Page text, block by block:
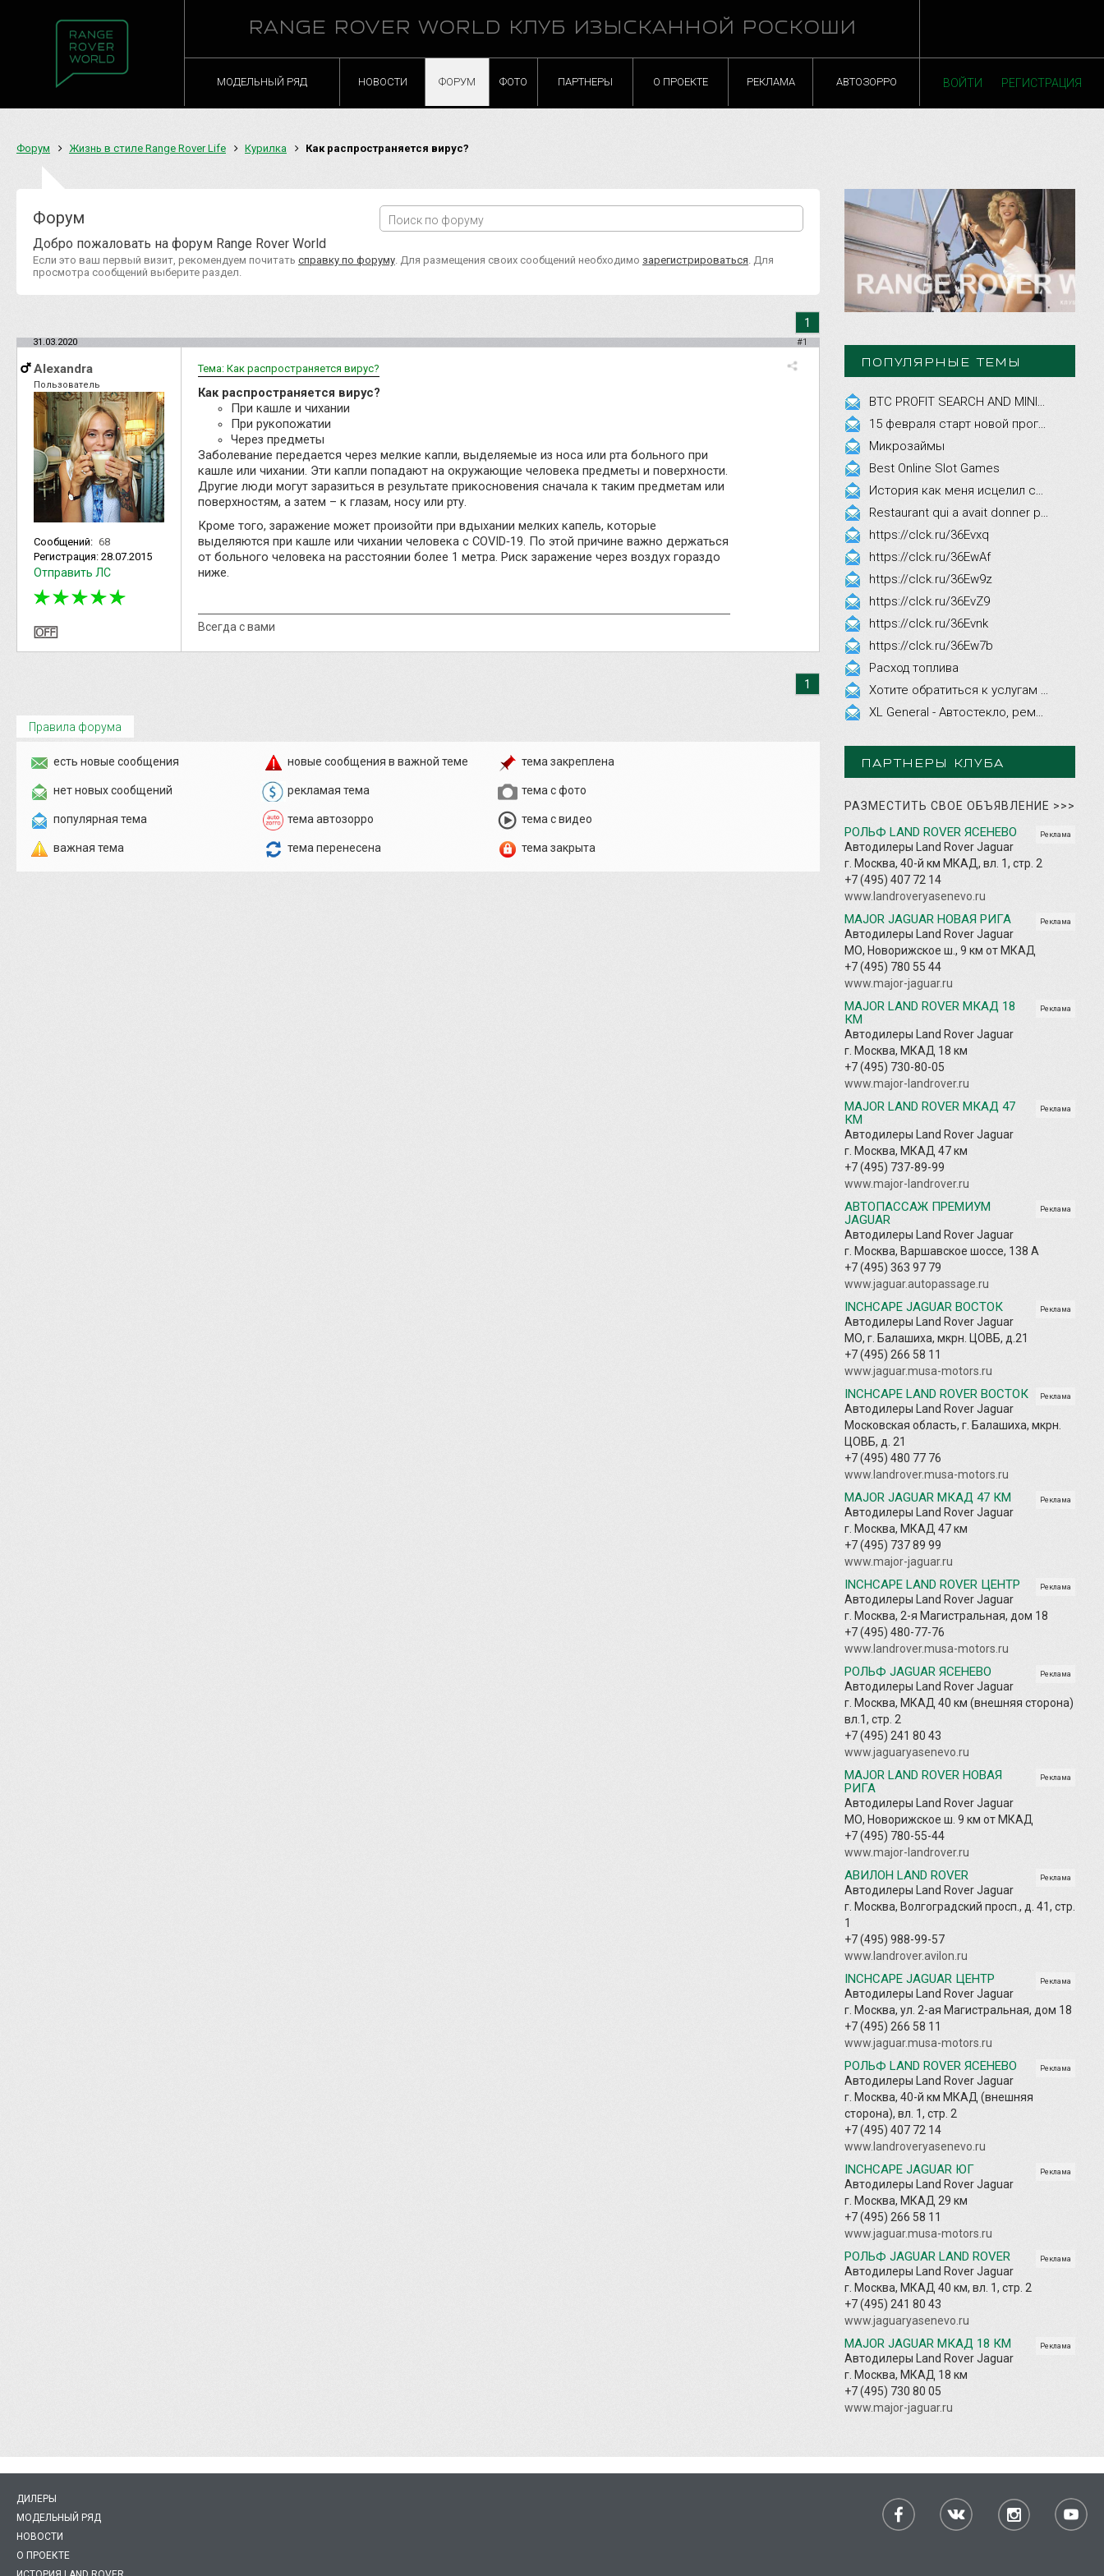
RANGE ROVER WORLD КЛУБ ИЗЫСКАННОЙ РОСКОШИ
МОДЕЛЬНЫЙ РЯД НОВОСТИ ФОРУМ ФОТО ПАРТНЕРЫ О ПРОЕКТЕ РЕКЛАМА АВТОЗОРРО ВОЙТИ РЕГИСТРАЦИЯ
Форум Жизнь в стиле Range Rover Life Курилка Как распространяется вирус?
Форум
Добро пожаловать на форум Range Rover World
Если это ваш первый визит, рекомендуем почитать справку по форуму . Для размещения своих сообщений необходимо зарегистрироваться . Для
просмотра сообщений выберите раздел.
1
31.03.2020 #1
Alexandra
Пользователь
Сообщений: 68
Регистрация: 28.07.2015
Отправить ЛС
Тема: Как распространяется вирус?
Как распространяется вирус?
При кашле и чихании
При рукопожатии
Через предметы
Заболевание передается через мелкие капли, выделяемые из носа или рта больного при
кашле или чихании. Эти капли попадают на окружающие человека предметы и поверхности.
Другие люди могут заразиться в результате прикосновения сначала к таким предметам или
поверхностям, а затем – к глазам, носу или рту.
Кроме того, заражение может произойти при вдыхании мелких капель, которые
выделяются при кашле или чихании человека с COVID‑19. По этой причине важно держаться
от больного человека на расстоянии более 1 метра. Риск заражение через воздух гораздо
ниже.
Всегда с вами
1
Правила форума
есть новые сообщения
нет новых сообщений
популярная тема
важная тема
новые сообщения в важной теме
рекламая тема
тема автозорро
тема перенесена
тема закреплена
тема с фото
тема с видео
тема закрыта
ПОПУЛЯРНЫЕ ТЕМЫ
Микрозаймы
Best Online Slot Games
https://clck.ru/36Evxq
https://clck.ru/36EwAf
https://clck.ru/36Ew9z
https://clck.ru/36EvZ9
https://clck.ru/36Evnk
https://clck.ru/36Ew7b
Расход топлива
ПАРТНЕРЫ КЛУБА
РАЗМЕСТИТЬ СВОЕ ОБЪЯВЛЕНИЕ >>>
Реклама
РОЛЬФ LAND ROVER ЯСЕНЕВО
Автодилеры Land Rover Jaguar
г. Москва, 40-й км МКАД, вл. 1, стр. 2
+7 (495) 407 72 14
www.landroveryasenevo.ru
Реклама
MAJOR JAGUAR НОВАЯ РИГА
Автодилеры Land Rover Jaguar
МО, Новорижское ш., 9 км от МКАД
+7 (495) 780 55 44
www.major-jaguar.ru
Реклама
MAJOR LAND ROVER МКАД 18
КМ
Автодилеры Land Rover Jaguar
г. Москва, МКАД 18 км
+7 (495) 730-80-05
www.major-landrover.ru
Реклама
MAJOR LAND ROVER МКАД 47
КМ
Автодилеры Land Rover Jaguar
г. Москва, МКАД 47 км
+7 (495) 737-89-99
www.major-landrover.ru
Реклама
АВТОПАССАЖ ПРЕМИУМ
JAGUAR
Автодилеры Land Rover Jaguar
г. Москва, Варшавское шоссе, 138 А
+7 (495) 363 97 79
www.jaguar.autopassage.ru
Реклама
INCHCAPE JAGUAR ВОСТОК
Автодилеры Land Rover Jaguar
МО, г. Балашиха, мкрн. ЦОВБ, д.21
+7 (495) 266 58 11
www.jaguar.musa-motors.ru
Реклама
INCHCAPE LAND ROVER ВОСТОК
Автодилеры Land Rover Jaguar
Московская область, г. Балашиха, мкрн.
ЦОВБ, д. 21
+7 (495) 480 77 76
www.landrover.musa-motors.ru
Реклама
MAJOR JAGUAR МКАД 47 КМ
Автодилеры Land Rover Jaguar
г. Москва, МКАД 47 км
+7 (495) 737 89 99
www.major-jaguar.ru
Реклама
INCHCAPE LAND ROVER ЦЕНТР
Автодилеры Land Rover Jaguar
г. Москва, 2-я Магистральная, дом 18
+7 (495) 480-77-76
www.landrover.musa-motors.ru
Реклама
РОЛЬФ JAGUAR ЯСЕНЕВО
Автодилеры Land Rover Jaguar
г. Москва, МКАД 40 км (внешняя сторона)
вл.1, стр. 2
+7 (495) 241 80 43
www.jaguaryasenevo.ru
Реклама
MAJOR LAND ROVER НОВАЯ
РИГА
Автодилеры Land Rover Jaguar
МО, Новорижское ш. 9 км от МКАД
+7 (495) 780-55-44
www.major-landrover.ru
Реклама
АВИЛОН LAND ROVER
Автодилеры Land Rover Jaguar
г. Москва, Волгоградский просп., д. 41, стр.
1
+7 (495) 988-99-57
www.landrover.avilon.ru
Реклама
INCHCAPE JAGUAR ЦЕНТР
Автодилеры Land Rover Jaguar
г. Москва, ул. 2-ая Магистральная, дом 18
+7 (495) 266 58 11
www.jaguar.musa-motors.ru
Реклама
РОЛЬФ LAND ROVER ЯСЕНЕВО
Автодилеры Land Rover Jaguar
г. Москва, 40-й км МКАД (внешняя
сторона), вл. 1, стр. 2
+7 (495) 407 72 14
www.landroveryasenevo.ru
Реклама
INCHCAPE JAGUAR ЮГ
Автодилеры Land Rover Jaguar
г. Москва, МКАД 29 км
+7 (495) 266 58 11
www.jaguar.musa-motors.ru
Реклама
РОЛЬФ JAGUAR LAND ROVER
Автодилеры Land Rover Jaguar
г. Москва, МКАД 40 км, вл. 1, стр. 2
+7 (495) 241 80 43
www.jaguaryasenevo.ru
Реклама
MAJOR JAGUAR МКАД 18 КМ
Автодилеры Land Rover Jaguar
г. Москва, МКАД 18 км
+7 (495) 730 80 05
www.major-jaguar.ru
ДИЛЕРЫ
МОДЕЛЬНЫЙ РЯД
НОВОСТИ
О ПРОЕКТЕ